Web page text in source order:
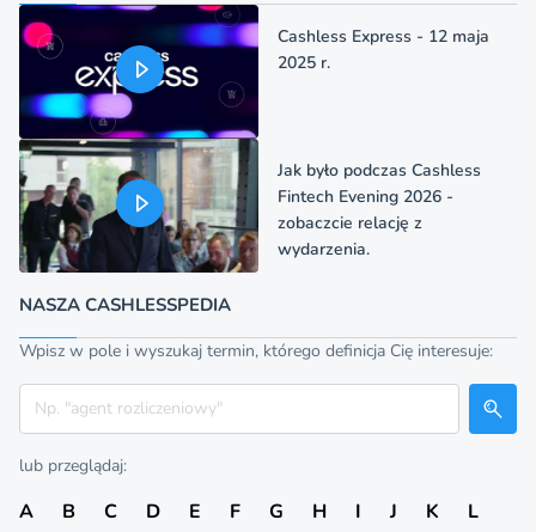
Cashless Express - 12 maja
2025 r.
Jak było podczas Cashless
Fintech Evening 2026 -
zobaczcie relację z
wydarzenia.
NASZA CASHLESSPEDIA
Wpisz w pole i wyszukaj termin, którego definicja Cię interesuje:
Szukaj
lub przeglądaj:
A B C D E F G H I J K
L